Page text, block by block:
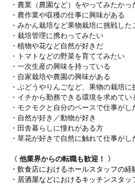
・農業（農園など）をやってみたかっ
・農作業や収穫の仕事に興味がある
・みかん栽培など果物栽培に挑戦した
・栽培管理に携わってみたい
・植物や花など自然が好きだ
・トマトなどの野菜を育ててみたい
・一次生産の興味を持っている
・自家栽培や農園の興味がある
・ぶどうやりんごなど、果物の栽培に
・イチから勤務できる環境を求めてい
・モクモクと自分のペースで仕事がし
・自然が好き／動物が好き
・田舎暮らしに憧れがある方
・草花が好きで自然に触れて仕事がし
〈 他業界からの転職も歓迎！ 〉
・飲食店におけるホールスタッフの経
・居酒屋などにおけるキッチンスタッ